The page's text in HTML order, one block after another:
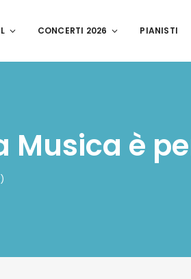
CONCERTI 2026 PIANISTI
Musica è